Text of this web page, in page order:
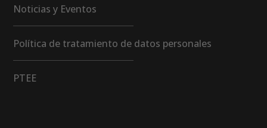
Noticias y Eventos
Política de tratamiento de datos personales
PTEE